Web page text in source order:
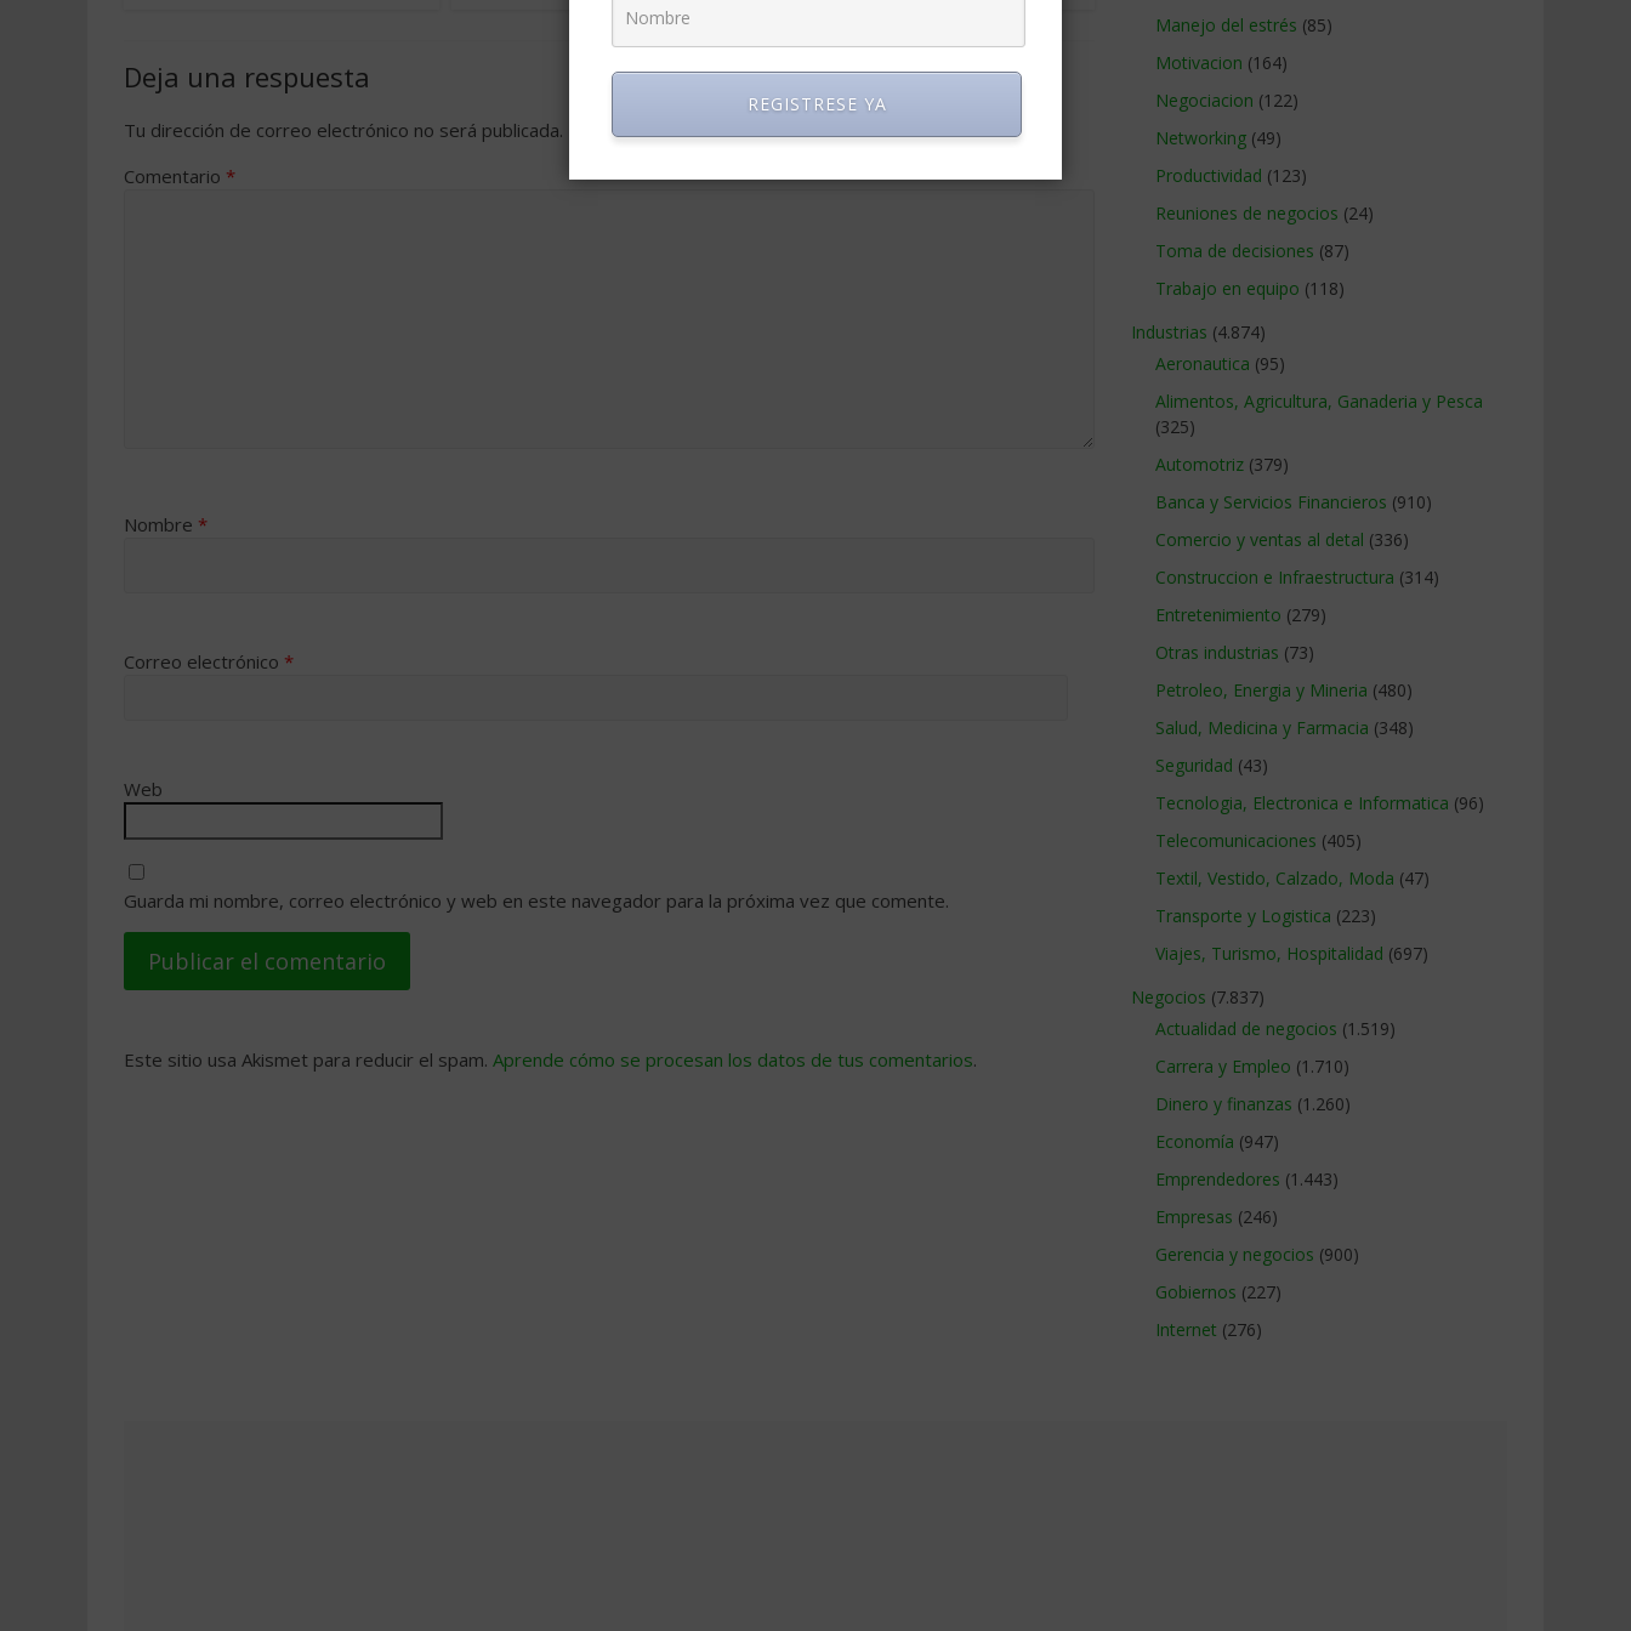
Deja una respuesta
Tu dirección de correo electrónico no será publicada. Los campos obligatorios están marcados con*
Comentario *
Nombre *
Correo electrónico *
Web
Guarda mi nombre, correo electrónico y web en este navegador para la próxima vez que comente.
Este sitio usa Akismet para reducir el spam. Aprende cómo se procesan los datos de tus comentarios.
Manejo del estrés (85)
Motivacion (164)
Negociacion (122)
Networking (49)
Productividad (123)
Reuniones de negocios (24)
Toma de decisiones (87)
Trabajo en equipo (118)
Industrias (4.874)
Aeronautica (95)
Alimentos, Agricultura, Ganaderia y Pesca
(325)
Automotriz (379)
Banca y Servicios Financieros (910)
Comercio y ventas al detal (336)
Construccion e Infraestructura (314)
Entretenimiento (279)
Otras industrias (73)
Petroleo, Energia y Mineria (480)
Salud, Medicina y Farmacia (348)
Seguridad (43)
Tecnologia, Electronica e Informatica (96)
Telecomunicaciones (405)
Textil, Vestido, Calzado, Moda (47)
Transporte y Logistica (223)
Viajes, Turismo, Hospitalidad (697)
Negocios (7.837)
Actualidad de negocios (1.519)
Carrera y Empleo (1.710)
Dinero y finanzas (1.260)
Economía (947)
Emprendedores (1.443)
Empresas (246)
Gerencia y negocios (900)
Gobiernos (227)
Internet (276)
REGISTRESE YA